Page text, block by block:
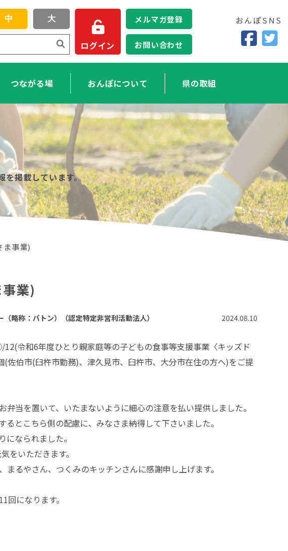
中 大
ログイン
つながる場 おんぽについて 県の取組
メルマガ登録
お問い合わせ
おんぽSNS
を掲載しています。
ま事業)
業)
略称：バトン）（認定特定非営利活動法人） 2024.08.10
令和6年度ひとり親家庭等の子どもの食事等支援事業〈キッズド
佐伯市(臼杵市勤務)、津久見市、臼杵市、大分市在住の方へ)をご提
当を置いて、いたまないように細心の注意を払い提供しました。
とこちら側の配慮に、みなさま納得して下さいました。
なられました。
をいただきます。
るやさん、つくみのキッチンさんに感謝申し上げます。
になります。